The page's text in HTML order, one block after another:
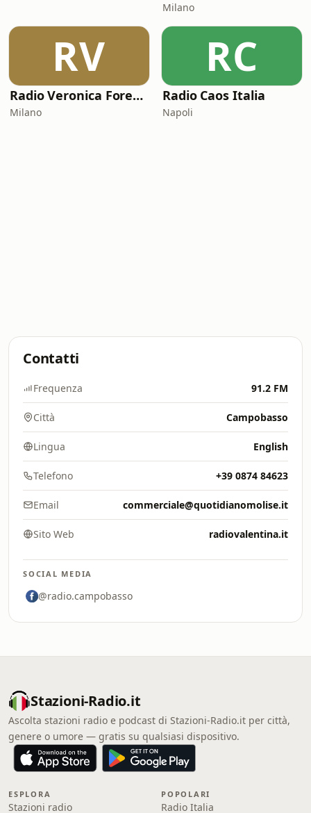
Milano
RV
Radio Veronica Forever
Milano
RC
Radio Caos Italia
Napoli
Contatti
Frequenza 91.2 FM
Città Campobasso
Lingua English
Telefono +39 0874 84623
Email commerciale@quotidianomolise.it
Sito Web radiovalentina.it
SOCIAL MEDIA
@radio.campobasso
Stazioni-Radio.it
Ascolta stazioni radio e podcast di Stazioni-Radio.it per città,
genere o umore — gratis su qualsiasi dispositivo.
ESPLORA
Stazioni radio
POPOLARI
Radio Italia